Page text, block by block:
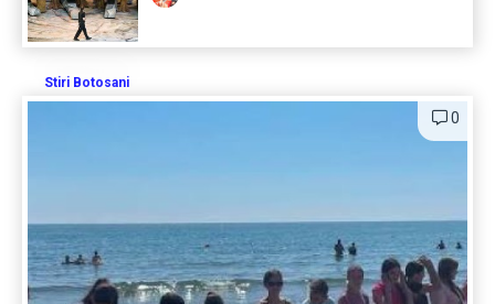
Stiri Botosani
0